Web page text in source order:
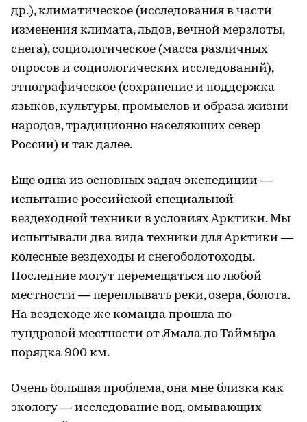
др.), климатическое (исследования в части
изменения климата, льдов, вечной мерзлоты,
снега), социологическое (масса различных
опросов и социологических исследований),
этнографическое (сохранение и поддержка
языков, культуры, промыслов и образа жизни
народов, традиционно населяющих север
России) и так далее.
Еще одна из основных задач экспедиции —
испытание российской специальной
вездеходной техники в условиях Арктики. Мы
испытывали два вида техники для Арктики —
колесные вездеходы и снегоболотоходы.
Последние могут перемещаться по любой
местности — переплывать реки, озера, болота.
На вездеходе же команда прошла по
тундровой местности от Ямала до Таймыра
порядка 900 км.
Очень большая проблема, она мне близка как
экологу — исследование вод, омывающих